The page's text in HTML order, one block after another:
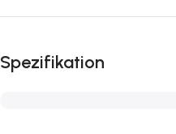
Spezifikation